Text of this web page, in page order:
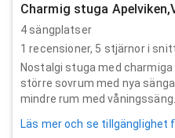
Charmig stuga
4 sängplatser
1 recensioner, 5 stjärnor i
Nostalgi stuga med
större sovrum med nya
mindre rum med våningssäng.
Läs mer och se tillgänglighet